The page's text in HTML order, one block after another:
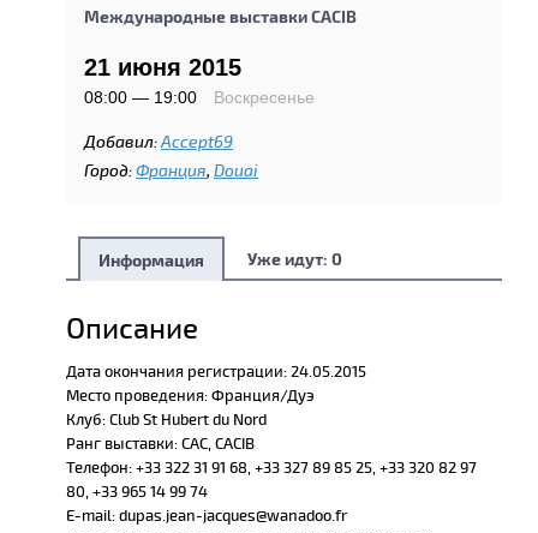
Международные выставки CACIB
21 июня 2015
08:00 — 19:00 Воскресенье
Добавил:Accept69
Город:Франция, Douai
Информация Уже идут: 0
Описание
Дата окончания регистрации: 24.05.2015
Место проведения: Франция/Дуэ
Клуб: Club St Hubert du Nord
Ранг выставки: CAC, CACIB
Телефон: +33 322 31 91 68, +33 327 89 85 25, +33 320 82 97
80, +33 965 14 99 74
E-mail: dupas.jean-jacques@wanadoo.fr